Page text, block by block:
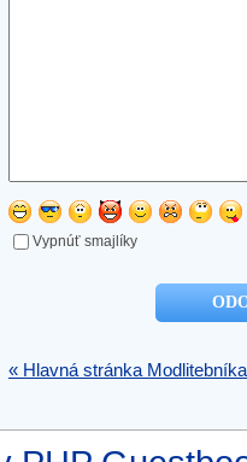
Vypnúť smajlíky
« Hlavná stránka Modlitebníka